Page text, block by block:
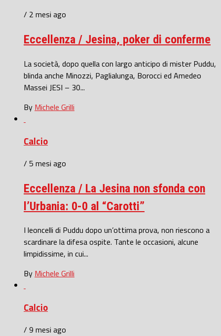
/ 2 mesi ago
Eccellenza / Jesina, poker di conferme
La società, dopo quella con largo anticipo di mister Puddu,
blinda anche Minozzi, Paglialunga, Borocci ed Amedeo
Massei JESI – 30...
By Michele Grilli
Calcio
/ 5 mesi ago
Eccellenza / La Jesina non sfonda con
l’Urbania: 0-0 al “Carotti”
I leoncelli di Puddu dopo un’ottima prova, non riescono a
scardinare la difesa ospite. Tante le occasioni, alcune
limpidissime, in cui...
By Michele Grilli
Calcio
/ 9 mesi ago